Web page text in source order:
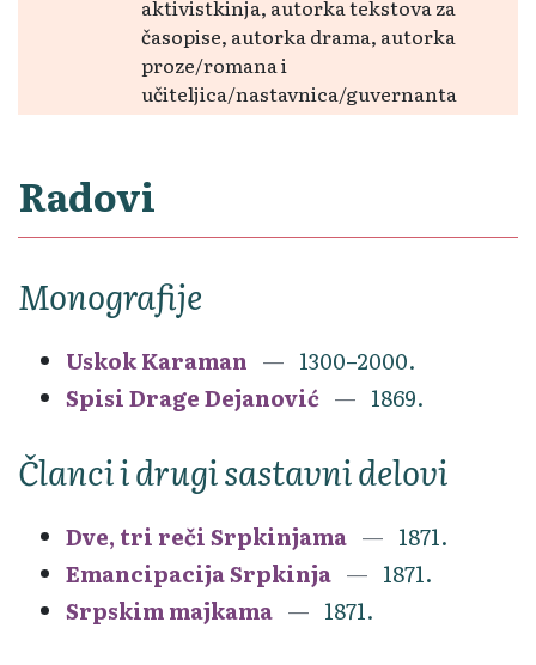
aktivistkinja, autorka tekstova za
časopise, autorka drama, autorka
proze/romana i
učiteljica/nastavnica/guvernanta
Radovi
Monografije
Uskok Karaman
1300–2000.
Spisi Drage Dejanović
1869.
Članci i drugi sastavni delovi
Dve, tri reči Srpkinjama
1871.
Emancipacija Srpkinja
1871.
Srpskim majkama
1871.